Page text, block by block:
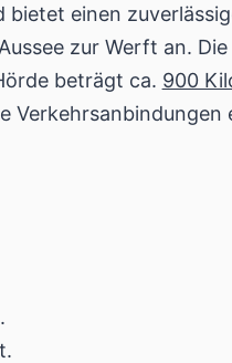
bietet einen
zur Werft an.
beträgt ca. 900
Verkehrsanbindungen